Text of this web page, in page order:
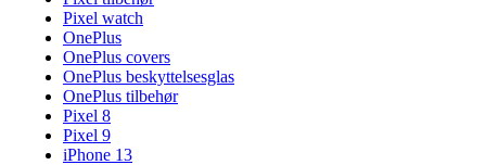
Pixel watch
OnePlus
OnePlus covers
OnePlus beskyttelsesglas
OnePlus tilbehør
Pixel 8
Pixel 9
iPhone 13